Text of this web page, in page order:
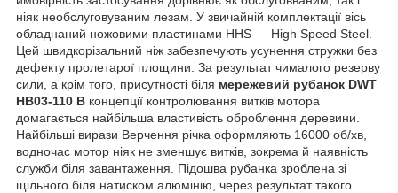
ніяк необслуговуваним лезам. У звичайній комплектації вісь
обладнаний ножовими пластинами HHS — High Speed Steel.
Цей швидкорізальний ніж забезпечують усунення стружки без
дефекту пролетарої площини. За результат чималого резерву
сили, а крім того, присутності біля мережевий рубанок DWT
HB03-110 B концепції контролювання витків мотора
домагається найбільша властивість оброблення деревини.
Найбільші вирази Верчення річка оформляють 16000 об/хв,
водночас мотор ніяк не зменшує витків, зокрема й наявність
служби біля завантаження. Підошва рубанка зроблена зі
щільного біля натиском алюмінію, через результат такого